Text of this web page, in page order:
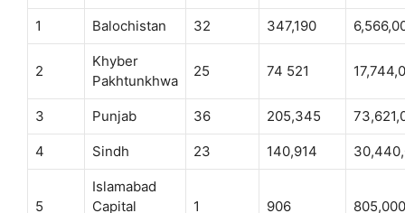
1 Balochistan 32 347,190
2
Khyber
Pakhtunkhwa
25 74 521
3 Punjab 36 205,345
4 Sindh 23 140,914
5
Islamabad
Capital
1 906 805,000